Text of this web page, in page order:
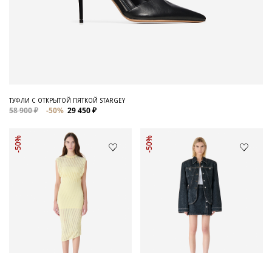
ТУФЛИ С ОТКРЫТОЙ ПЯТКОЙ STARGEY
58 900 ₽ -50% 29 450 ₽
-50% -50%